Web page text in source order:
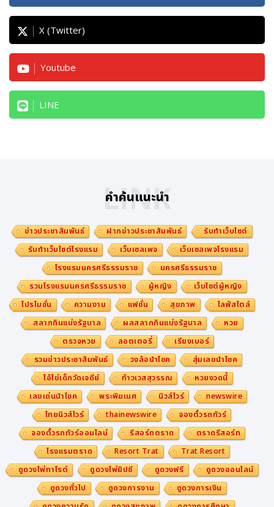
X (Twitter)
Youtube
LINE
คำค้นแนะนำ
LINK
ข่าวประชาสัมพันธ์ ฝากข่าวประชาสัมพันธ์
รับทำเว็บไซต์
รับทำเว็บไซต์โรงแรม
เว็บเซลเพจ
เว็บเซลเพจโรงแรม
โรงแรมนครศรีธรรมราช
นครศรีธรรมราช
รวมโรงแรมนครศรีธรรมราช
ผู้หญิง
เว็บไซต์ผู้หญิง
โปรโมชั่น
ความงาม แฟชั่น สุขภาพ
ไลฟ์สไตล์
สลากกินแบ่งรัฐบาล
ผลสลากกินแบ่งรัฐบาล
หวย
ตรวจหวย
ลอตเตอรี่
เรียงเบอร์
รวมข่าวประชาสัมพันธ์
วงล้อนำโชค
สุ่มเลขนำโชค
ไอ้ไข่เด็กวัดเจดีย์
ท้าวเวสสุวรรณ
หวยงวดนี้
เลขเด่นนำโชค
พระพิฆเนศ นิวส์ไวร์
newswire
ไทยนิวส์ไวร์
thainewswire
จองตั๋วรถทัวร์
จองตั๋วรถทัวร์ออนไลน์
รีสอร์ทตราด
ตราดรีสอร์ท
โรงแรมตราด
Resort Trat
Trat Resort
ดูดวงไพ่ทาโรต์
ดูดวงไพ่ยิปซี ดูดวงฟรี
ดูดวงออนไลน์
ดูดวงทั่วไป
ดูดวงการงาน
ดูดวงการเงิน